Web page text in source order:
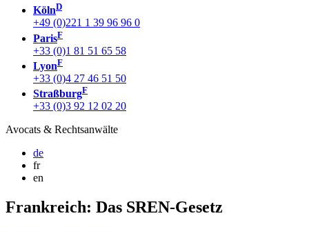
KölnD
+49 (0)221 1 39 96 96 0
ParisF
+33 (0)1 81 51 65 58
LyonF
+33 (0)4 27 46 51 50
StraßburgF
+33 (0)3 92 12 02 20
Avocats & Rechtsanwälte
de
fr
en
Frankreich: Das SREN-Gesetz